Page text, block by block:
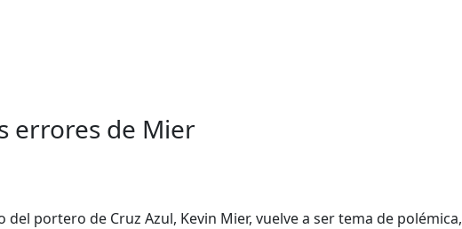
errores de Mier
portero de Cruz Azul, Kevin Mier, vuelve a ser tema de polémica,